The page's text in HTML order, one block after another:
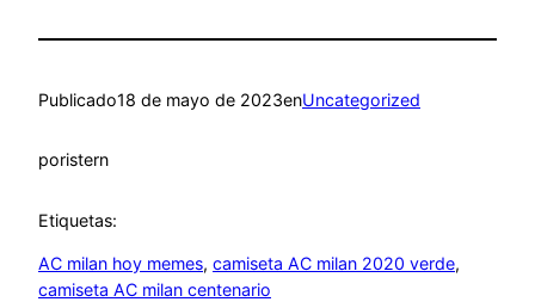
Publicado18 de mayo de 2023enUncategorized
poristern
Etiquetas:
AC milan hoy memes, camiseta AC milan 2020 verde
camiseta AC milan centenario